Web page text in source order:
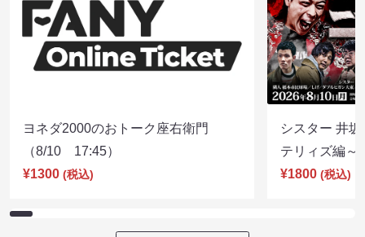
ヨネダ2000のおトーク座右衛門
（8/10 17:45）
¥1300 (税込)
シスター 井
テリィズ編
¥1800 (税込)